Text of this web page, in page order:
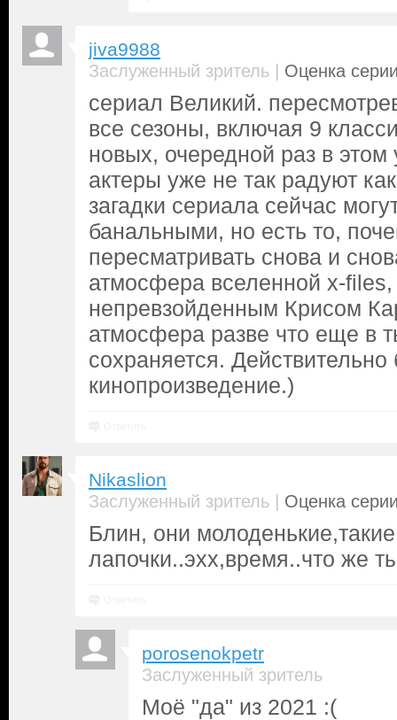
jiva9988
Заслуженный зритель | Оценка
сериал Великий.
все сезоны, включая 9
новых, очередной раз в этом
актеры уже не так радуют
загадки сериала сейчас
банальными, но есть то,
пересматривать снова и
атмосфера вселенной x-files,
непревзойденным Крисом
атмосфера разве что еще в
сохраняется. Действительно
кинопроизведение.)
Nikaslion
Заслуженный зритель | Оценка
Блин, они молоденькие,такие
лапочки..эхх,время..что же
porosenokpetr
Заслуженный зритель
Моё "да" из 2021 :(